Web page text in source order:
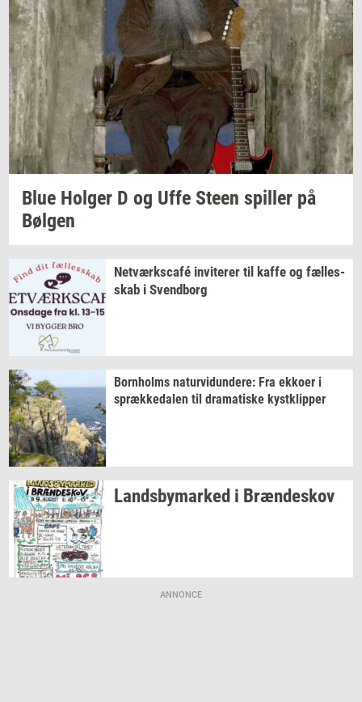
Blue Hol­ger D og Uffe Steen spil­ler på
Bøl­gen
Netværkscafé in­vi­te­rer til kaffe og fæl­les­
skab i Svend­borg
Born­holms na­tur­vi­dun­de­re: Fra ek­ko­er i
spræk­ke­da­len til dra­ma­ti­ske kyst­klip­per
Lands­by­mar­ked i Bræn­de­skov
ANNONCE